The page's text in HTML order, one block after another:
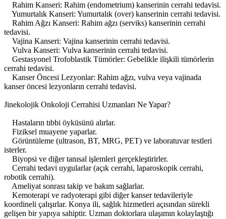
Rahim Kanseri: Rahim (endometrium) kanserinin cerrahi tedavisi.
Yumurtalık Kanseri: Yumurtalık (over) kanserinin cerrahi tedavisi.
Rahim Ağzı Kanseri: Rahim ağzı (serviks) kanserinin cerrahi
tedavisi.
Vajina Kanseri: Vajina kanserinin cerrahi tedavisi.
Vulva Kanseri: Vulva kanserinin cerrahi tedavisi.
Gestasyonel Trofoblastik Tümörler: Gebelikle ilişkili tümörlerin
cerrahi tedavisi.
Kanser Öncesi Lezyonlar: Rahim ağzı, vulva veya vajinada
kanser öncesi lezyonların cerrahi tedavisi.
Jinekolojik Onkoloji Cerrahisi Uzmanları Ne Yapar?
Hastaların tıbbi öyküsünü alırlar.
Fiziksel muayene yaparlar.
Görüntüleme (ultrason, BT, MRG, PET) ve laboratuvar testleri
isterler.
Biyopsi ve diğer tanısal işlemleri gerçekleştirirler.
Cerrahi tedavi uygularlar (açık cerrahi, laparoskopik cerrahi,
robotik cerrahi).
Ameliyat sonrası takip ve bakım sağlarlar.
Kemoterapi ve radyoterapi gibi diğer kanser tedavileriyle
koordineli çalışırlar. Konya ili, sağlık hizmetleri açısından sürekli
gelişen bir yapıya sahiptir. Uzman doktorlara ulaşımın kolaylaştığı